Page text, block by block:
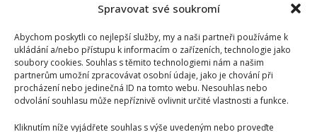
Spravovat své soukromí
Abychom poskytli co nejlepší služby, my a naši partneři používáme k
ukládání a/nebo přístupu k informacím o zařízeních, technologie jako
soubory cookies. Souhlas s těmito technologiemi nám a našim
partnerům umožní zpracovávat osobní údaje, jako je chování při
procházení nebo jedinečná ID na tomto webu. Nesouhlas nebo
odvolání souhlasu může nepříznivě ovlivnit určité vlastnosti a funkce.
Kliknutím níže vyjádřete souhlas s výše uvedeným nebo proveďte